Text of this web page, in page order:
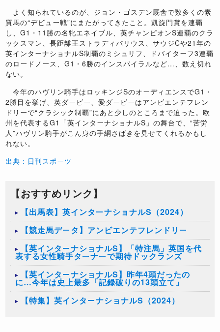
よく知られているのが、ジョン・ゴスデン厩舎で数多くの素
質馬の“デビュー戦”にまたがってきたこと。凱旋門賞を連覇
し、G1・11勝の名牝エネイブル、英チャンピオンS連覇のクラ
ックスマン、長距離王ストラディバリウス、サウジCや21年の
英インターナショナルS制覇のミシュリフ、ドバイターフ3連覇
のロードノース、G1・6勝のインスパイラルなど…、数え切れ
ない。
今年のハヴリン騎手はロッキンジSのオーディエンスでG1・
2勝目を挙げ、英ダービー、愛ダービーはアンビエンテフレン
ドリーで“クラシック制覇”にあと少しのところまで迫った。欧
州を代表するG1「英インターナショナルS」の舞台で、“苦労
人”ハヴリン騎手がこん身の手綱さばきを見せてくれるかもし
れない。
出典：日刊スポーツ
【おすすめリンク】
【出馬表】英インターナショナルS（2024）
【競走馬データ】アンビエンテフレンドリー
【英インターナショナルS】「特注馬」英国を代
表する女性騎手ターナーで期待ドックランズ
【英インターナショナルS】昨年4頭だったの
に…今年は史上最多「記録破りの13頭立て」
【特集】英インターナショナルS（2024）